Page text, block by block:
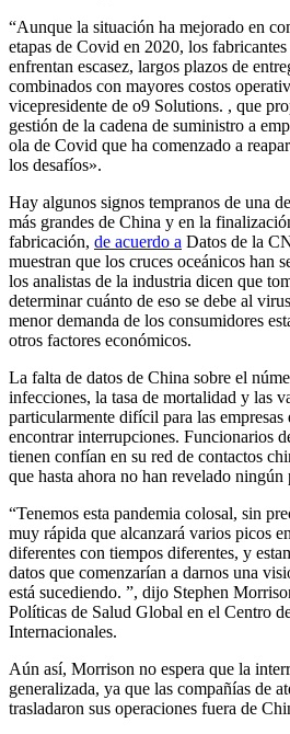
“Aunque la situación ha mejorado en
etapas de Covid en 2020, los
enfrentan escasez, largos plazos de
combinados con mayores costos
vicepresidente de o9 Solutions. , que
gestión de la cadena de suministro a
ola de Covid que ha comenzado a
los desafíos».
Hay algunos signos tempranos de una
más grandes de China y en la
fabricación, de acuerdo a Datos de la
muestran que los cruces oceánicos han
los analistas de la industria dicen que
determinar cuánto de eso se debe al
menor demanda de los consumidores
otros factores económicos.
La falta de datos de China sobre el
infecciones, la tasa de mortalidad y las
particularmente difícil para las
encontrar interrupciones. Funcionarios
tienen confían en su red de contactos
que hasta ahora no han revelado
“Tenemos esta pandemia colosal, sin
muy rápida que alcanzará varios picos
diferentes con tiempos diferentes, y
datos que comenzarían a darnos una
está sucediendo. ”, dijo Stephen
Políticas de Salud Global en el Centro
Internacionales.
Aún así, Morrison no espera que la
generalizada, ya que las compañías de
trasladaron sus operaciones fuera de